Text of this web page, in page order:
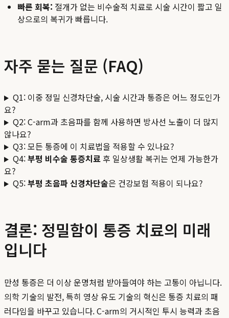
빠른 회복: 절개가 없는 비수술적 치료로 시술 시간이 짧고 일
상으로의 복귀가 빠릅니다.
자주 묻는 질문 (FAQ)
Q1: 이중 정밀 신경차단술, 시술 시간과 통증은 어느 정도인가
요?
Q2: C-arm과 초음파를 함께 사용하면 방사선 노출이 더 많지
않나요?
Q3: 모든 통증에 이 치료법을 적용할 수 있나요?
Q4:부평 비수술 통증치료후 일상생활 복귀는 언제 가능한가
요?
Q5:부평 초음파 신경차단술은 건강보험 적용이 되나요?
결론: 정밀함이 통증 치료의 미래
입니다
만성 통증은 더 이상 운명처럼 받아들여야 하는 고통이 아닙니다.
의학 기술의 발전, 특히 영상 유도 기술의 혁신은 통증 치료의 패
러다임을 바꾸고 있습니다. C-arm의 거시적인 투시 능력과 초음